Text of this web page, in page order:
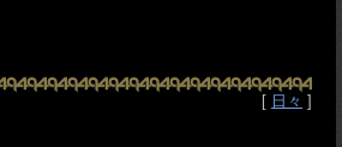
[ 日々 ]